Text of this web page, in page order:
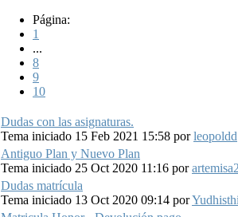
Página:
1
...
8
9
10
Dudas con las asignaturas.
Tema iniciado 15 Feb 2021 15:58 porleopoldd
Antiguo Plan y Nuevo Plan
Tema iniciado 25 Oct 2020 11:16 por
Dudas matrícula
Tema iniciado 13 Oct 2020 09:14 por